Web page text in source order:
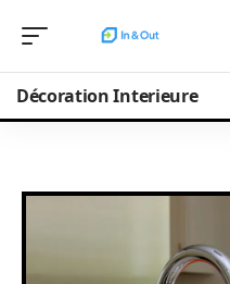
Décoration Interieure